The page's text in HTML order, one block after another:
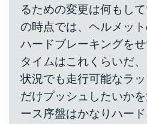
るための変更は何もし
の時点では、ヘルメッ
ハードブレーキングを
タイムはこれくらいだ
状況でも走行可能なラ
だけプッシュしたいか
ース序盤はかなりハード